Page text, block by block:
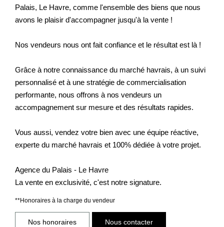
Palais, Le Havre, comme l'ensemble des biens que nous
avons le plaisir d'accompagner jusqu'à la vente !
Nos vendeurs nous ont fait confiance et le résultat est là !
Grâce à notre connaissance du marché havrais, à un suivi
personnalisé et à une stratégie de commercialisation
performante, nous offrons à nos vendeurs un
accompagnement sur mesure et des résultats rapides.
Vous aussi, vendez votre bien avec une équipe réactive,
experte du marché havrais et 100% dédiée à votre projet.
Agence du Palais - Le Havre
La vente en exclusivité, c'est notre signature.
**Honoraires à la charge du vendeur
Nos honoraires Nous contacter